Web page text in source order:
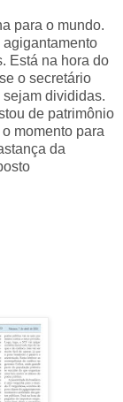
para o mundo.
Está na hora do
o secretário
divididas.
de patrimônio
momento para
da